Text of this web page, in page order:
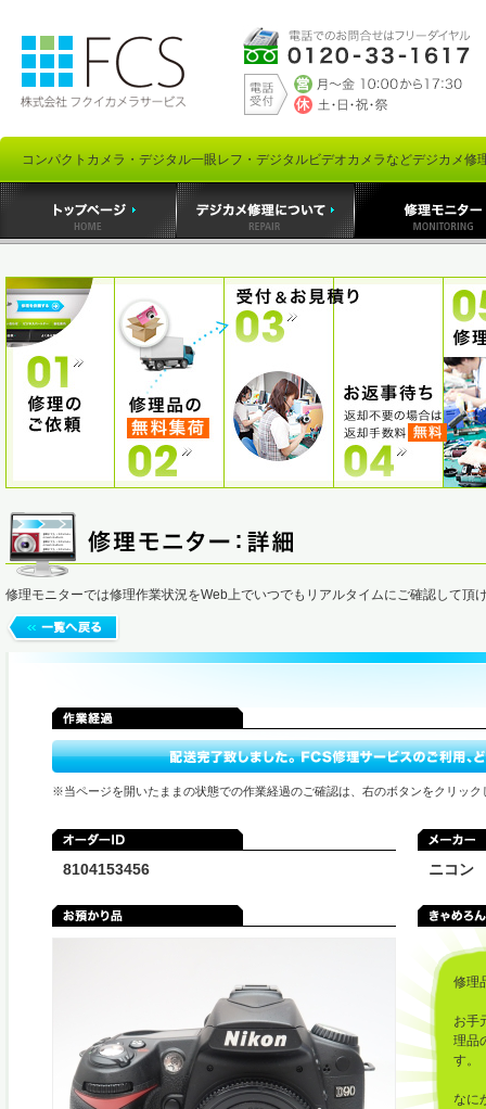
コンパクトカメラ・デジタル一眼レフ・デジタルビデオカメラなどデジカメ修
修理モニターでは修理作業状況をWeb上でいつでもリアルタイムにご確認して頂
※当ページを開いたままの状態での作業経過のご確認は、右のボタンをクリック
8104153456 ニコン
修理
お手
理品
す。
なに